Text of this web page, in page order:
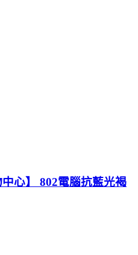
心】 802電腦抗藍光褐